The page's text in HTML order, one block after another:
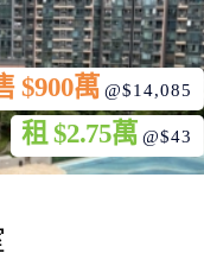
$900萬 @$14,085
租 $2.75萬 @$43